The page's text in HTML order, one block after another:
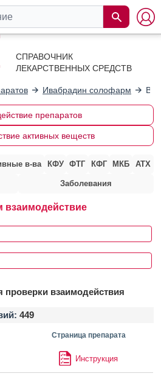
СПРАВОЧНИК
ЛЕКАРСТВЕННЫХ СРЕДСТВ
Ивабрадин солофарм
препаратов
активных веществ
в-ва КФУ ФТГ КФГ МКБ АТХ
Заболевания
взаимодействие
проверки взаимодействия
449
Страница препарата
Инструкция